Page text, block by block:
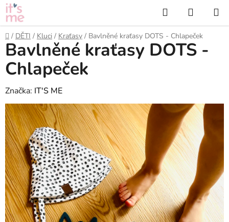
Přejít
na
obsah
Hledat
KOŠÍK
Domů
/ DĚTI / Kluci / Kraťasy / Bavlněné kraťasy DOTS - Chlapeček
Bavlněné kraťasy DOTS -
Chlapeček
Značka: IT'S ME